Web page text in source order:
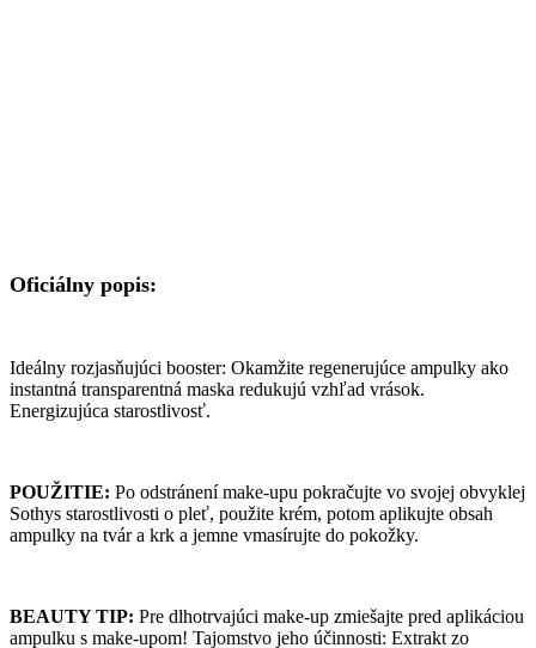
Oficiálny popis:
Ideálny rozjasňujúci booster: Okamžite regenerujúce ampulky ako
instantná transparentná maska redukujú vzhľad vrások.
Energizujúca starostlivosť.
POUŽITIE: Po odstránení make-upu pokračujte vo svojej obvyklej
Sothys starostlivosti o pleť, použite krém, potom aplikujte obsah
ampulky na tvár a krk a jemne vmasírujte do pokožky.
BEAUTY TIP: Pre dlhotrvajúci make-up zmiešajte pred aplikáciou
ampulku s make-upom! Tajomstvo jeho účinnosti: Extrakt zo